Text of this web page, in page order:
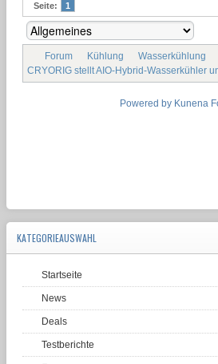
Seite: 1
Forum Kühlung Wasserkühlung
CRYORIG stellt AIO-Hybrid-Wasserkühler
Powered by Kunena
KATEGORIEAUSWAHL
Startseite
News
Deals
Testberichte